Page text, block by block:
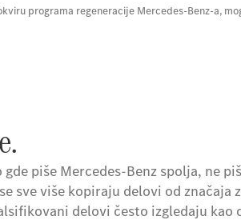
programa regeneracije Mercedes-Benz-a,
piše Mercedes-Benz spolja, ne
sve više kopiraju delovi od značaja
delovi često izgledaju kao